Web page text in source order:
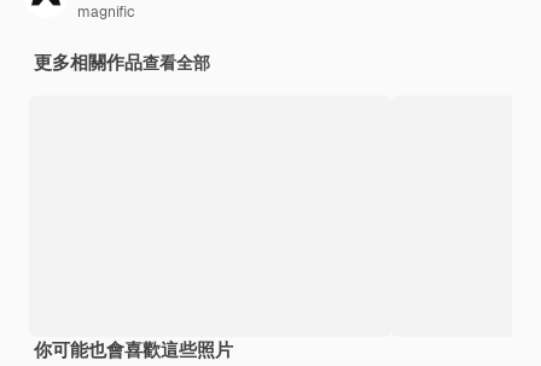
magnific
更多相關作品查看全部
你可能也會喜歡這些照片